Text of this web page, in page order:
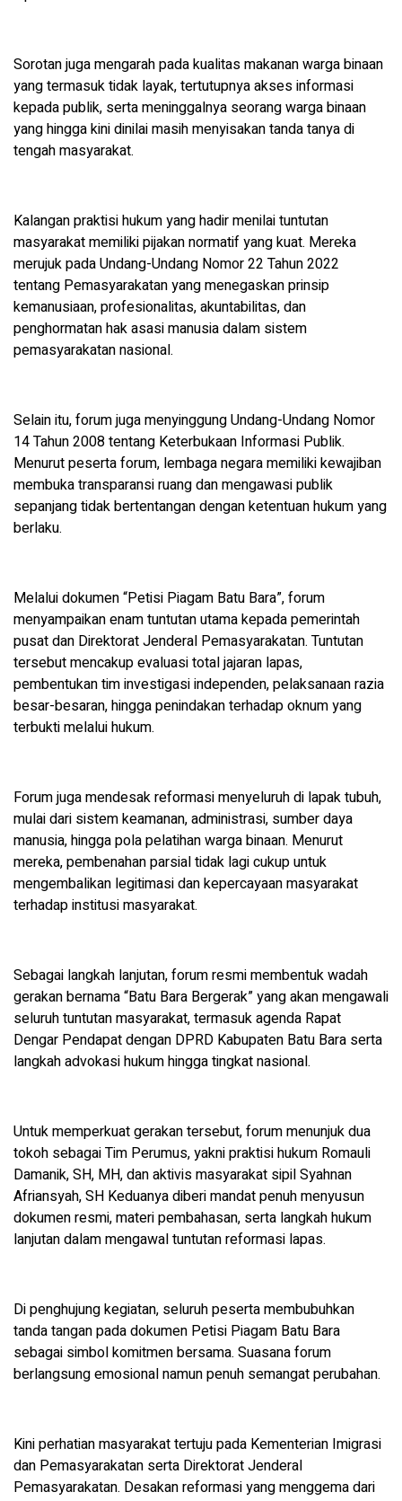
Sorotan juga mengarah pada kualitas makanan warga binaan
yang termasuk tidak layak, tertutupnya akses informasi
kepada publik, serta meninggalnya seorang warga binaan
yang hingga kini dinilai masih menyisakan tanda tanya di
tengah masyarakat.
Kalangan praktisi hukum yang hadir menilai tuntutan
masyarakat memiliki pijakan normatif yang kuat. Mereka
merujuk pada Undang-Undang Nomor 22 Tahun 2022
tentang Pemasyarakatan yang menegaskan prinsip
kemanusiaan, profesionalitas, akuntabilitas, dan
penghormatan hak asasi manusia dalam sistem
pemasyarakatan nasional.
Selain itu, forum juga menyinggung Undang-Undang Nomor
14 Tahun 2008 tentang Keterbukaan Informasi Publik.
Menurut peserta forum, lembaga negara memiliki kewajiban
membuka transparansi ruang dan mengawasi publik
sepanjang tidak bertentangan dengan ketentuan hukum yang
berlaku.
Melalui dokumen “Petisi Piagam Batu Bara”, forum
menyampaikan enam tuntutan utama kepada pemerintah
pusat dan Direktorat Jenderal Pemasyarakatan. Tuntutan
tersebut mencakup evaluasi total jajaran lapas,
pembentukan tim investigasi independen, pelaksanaan razia
besar-besaran, hingga penindakan terhadap oknum yang
terbukti melalui hukum.
Forum juga mendesak reformasi menyeluruh di lapak tubuh,
mulai dari sistem keamanan, administrasi, sumber daya
manusia, hingga pola pelatihan warga binaan. Menurut
mereka, pembenahan parsial tidak lagi cukup untuk
mengembalikan legitimasi dan kepercayaan masyarakat
terhadap institusi masyarakat.
Sebagai langkah lanjutan, forum resmi membentuk wadah
gerakan bernama “Batu Bara Bergerak” yang akan mengawali
seluruh tuntutan masyarakat, termasuk agenda Rapat
Dengar Pendapat dengan DPRD Kabupaten Batu Bara serta
langkah advokasi hukum hingga tingkat nasional.
Untuk memperkuat gerakan tersebut, forum menunjuk dua
tokoh sebagai Tim Perumus, yakni praktisi hukum Romauli
Damanik, SH, MH, dan aktivis masyarakat sipil Syahnan
Afriansyah, SH Keduanya diberi mandat penuh menyusun
dokumen resmi, materi pembahasan, serta langkah hukum
lanjutan dalam mengawal tuntutan reformasi lapas.
Di penghujung kegiatan, seluruh peserta membubuhkan
tanda tangan pada dokumen Petisi Piagam Batu Bara
sebagai simbol komitmen bersama. Suasana forum
berlangsung emosional namun penuh semangat perubahan.
Kini perhatian masyarakat tertuju pada Kementerian Imigrasi
dan Pemasyarakatan serta Direktorat Jenderal
Pemasyarakatan. Desakan reformasi yang menggema dari